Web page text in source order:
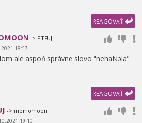
REAGOVAŤ
-> PTFUJ
18:57
ale aspoň správne slovo "nehaNbia"
REAGOVAŤ
-> momomoon
19:10